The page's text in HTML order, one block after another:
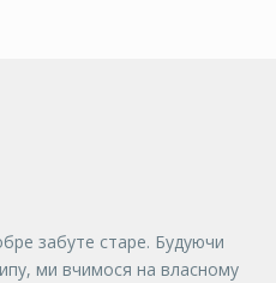
забуте старе. Будуючи
ми вчимося на власному